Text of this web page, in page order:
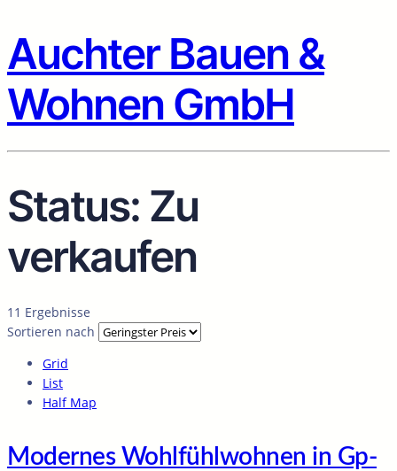
Auchter Bauen &
Wohnen GmbH
Status: Zu
verkaufen
11 Ergebnisse
Sortieren nach
Grid
List
Half Map
Modernes Wohlfühlwohnen in Gp-